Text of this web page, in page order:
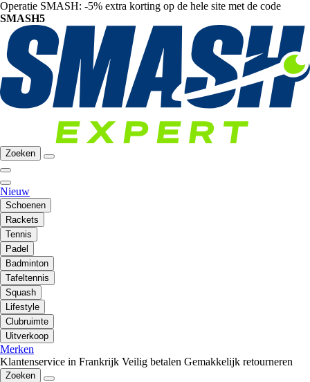
Operatie SMASH: -5% extra korting op de hele site met de code
SMASH5
Zoeken
Nieuw
Schoenen
Rackets
Tennis
Padel
Badminton
Tafeltennis
Squash
Lifestyle
Clubruimte
Uitverkoop
Merken
Klantenservice in Frankrijk Veilig betalen Gemakkelijk retourneren
Zoeken